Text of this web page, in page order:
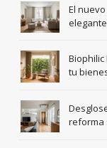
El
tu
reforma